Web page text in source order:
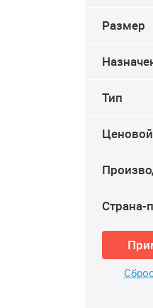
Размер
Тип
Страна-